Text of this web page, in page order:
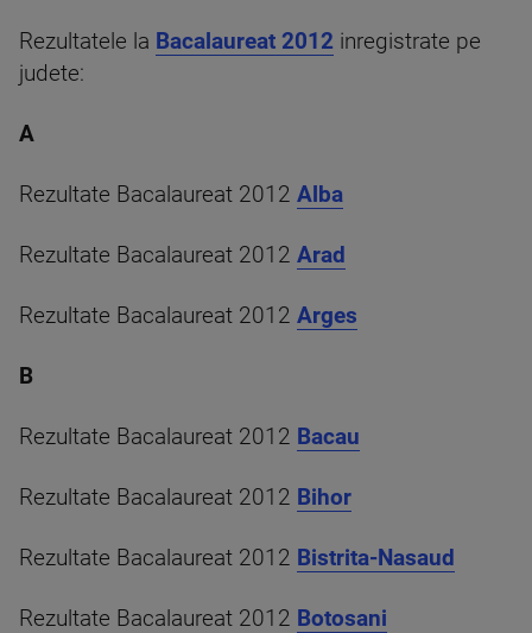
Rezultatele la Bacalaureat 2012 inregistrate pe
judete:
A
Rezultate Bacalaureat 2012 Alba
Rezultate Bacalaureat 2012 Arad
Rezultate Bacalaureat 2012 Arges
B
Rezultate Bacalaureat 2012 Bacau
Rezultate Bacalaureat 2012 Bihor
Rezultate Bacalaureat 2012 Bistrita-Nasaud
Rezultate Bacalaureat 2012 Botosani